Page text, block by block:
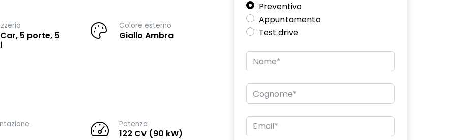
5 porte, 5
Colore esterno
Giallo Ambra
Potenza
122 CV (90 kW)
Preventivo
Appuntamento
Test drive